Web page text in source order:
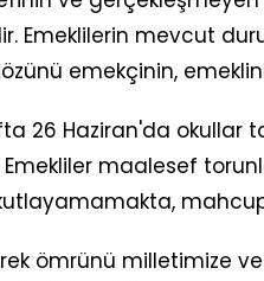
Emeklilerin mevcut
emekçinin,
26 Haziran'da okullar
Emekliler maalesef
ömrünü milletimize